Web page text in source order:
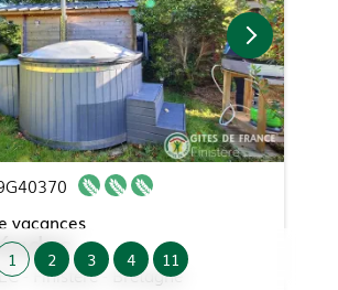
vacances
- Finistère - Bretagne
1 2 3 4 11